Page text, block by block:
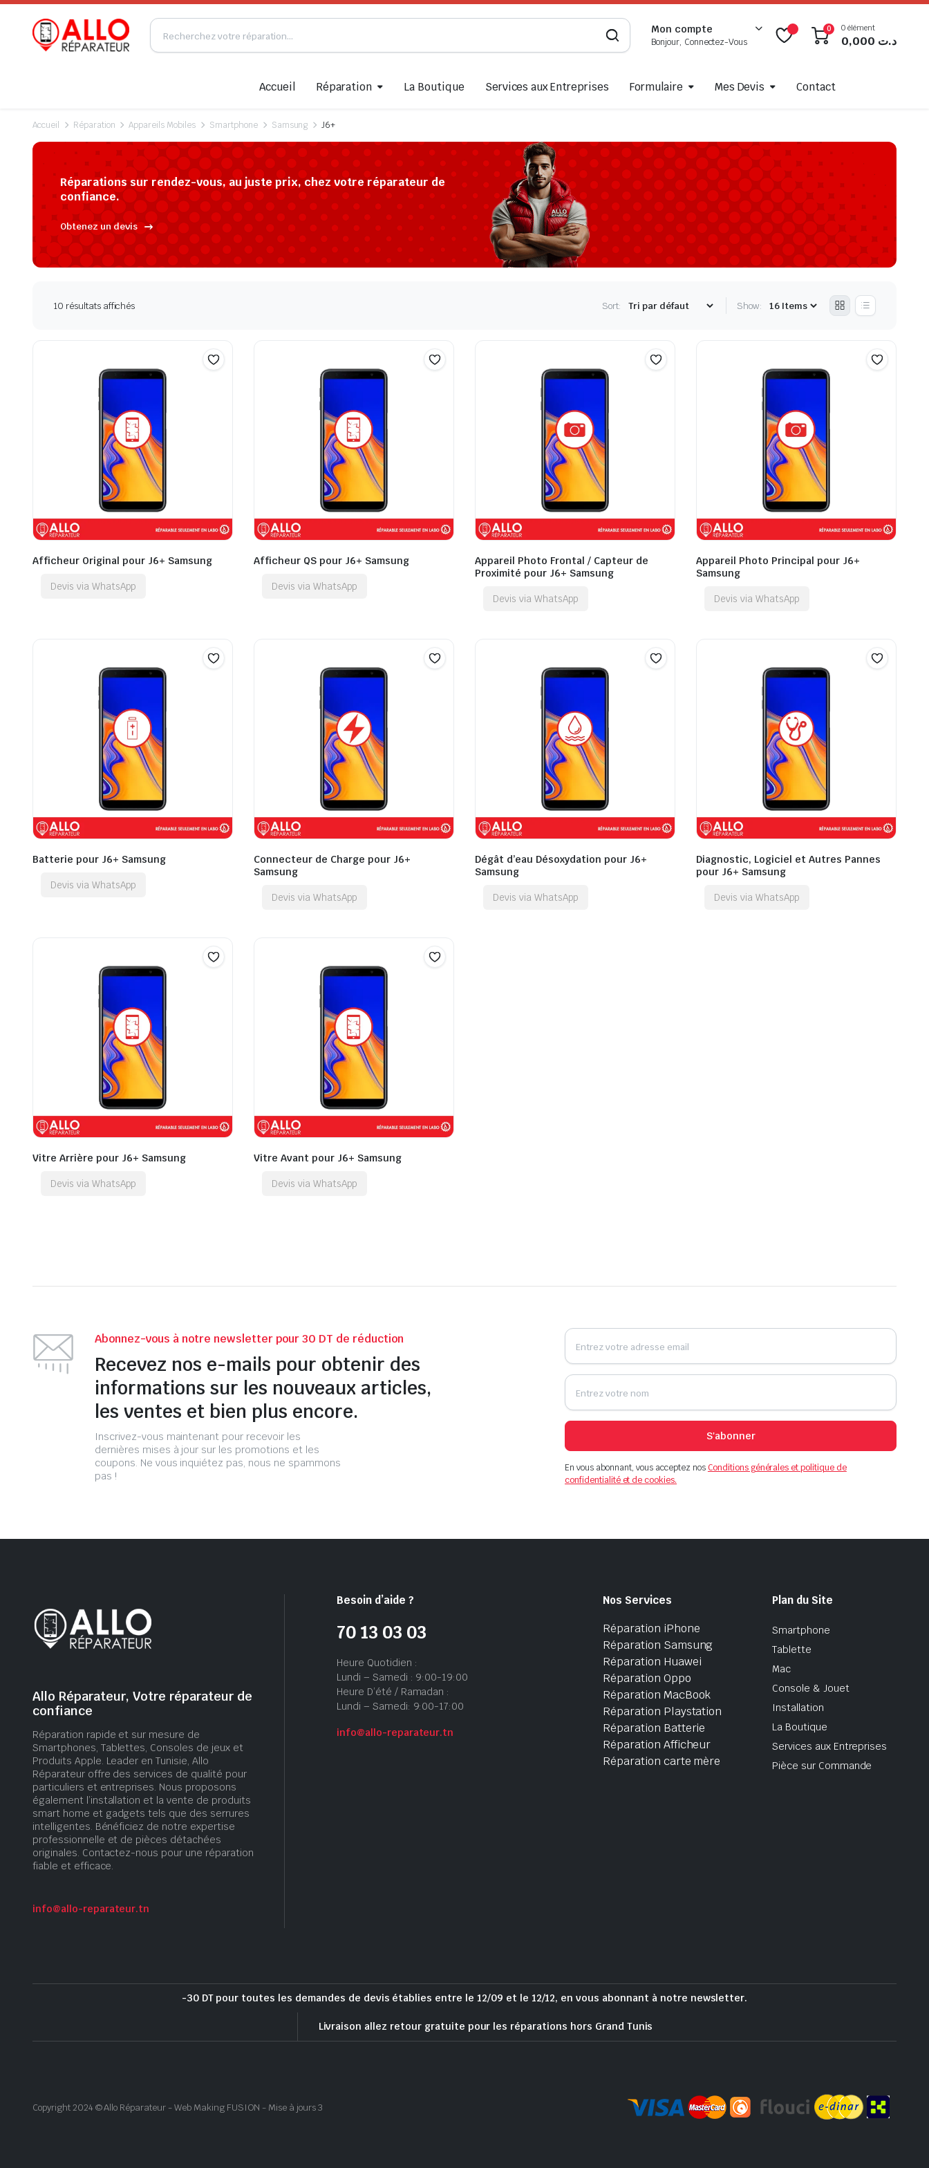
Mon compte
Bonjour, Connectez-Vous
0 0 élément
د.ت
Accueil Réparation La Boutique Services aux Entreprises Formulaire Mes Devis Contact
Accueil Réparation Appareils Mobiles Smartphone Samsung J6+
Réparations sur rendez-vous, au juste prix, chez votre réparateur de
confiance.
Obtenez un devis
10 résultats affichés Sort: Show:
Afficheur Original pour J6+ Samsung
Devis via WhatsApp
Afficheur QS pour J6+ Samsung
Devis via WhatsApp
Appareil Photo Frontal / Capteur de
Proximité pour J6+ Samsung
Devis via WhatsApp
Appareil Photo Principal pour J6+
Samsung
Devis via WhatsApp
Batterie pour J6+ Samsung
Devis via WhatsApp
Connecteur de Charge pour J6+
Samsung
Devis via WhatsApp
Dégât d’eau Désoxydation pour J6+
Samsung
Devis via WhatsApp
Diagnostic, Logiciel et Autres Pannes
pour J6+ Samsung
Devis via WhatsApp
Vitre Arrière pour J6+ Samsung
Devis via WhatsApp
Vitre Avant pour J6+ Samsung
Devis via WhatsApp
Abonnez-vous à notre newsletter pour 30 DT de réduction
Recevez nos e-mails pour obtenir des
informations sur les nouveaux articles,
les ventes et bien plus encore.
Inscrivez-vous maintenant pour recevoir les
dernières mises à jour sur les promotions et les
coupons. Ne vous inquiétez pas, nous ne spammons
pas !
S'abonner
En vous abonnant, vous acceptez nosConditions générales et politique de
confidentialité et de cookies.
Allo Réparateur, Votre réparateur de
confiance
Réparation rapide et sur mesure de
Smartphones, Tablettes, Consoles de jeux et
Produits Apple. Leader en Tunisie, Allo
Réparateur offre des services de qualité pour
particuliers et entreprises. Nous proposons
également l’installation et la vente de produits
smart home et gadgets tels que des serrures
intelligentes. Bénéficiez de notre expertise
professionnelle et de pièces détachées
originales. Contactez-nous pour une réparation
fiable et efficace.
info@allo-reparateur.tn
Besoin d’aide ?
70 13 03 03
Heure Quotidien :
Lundi – Samedi : 9:00-19:00
Heure D’été / Ramadan :
Lundi – Samedi: 9:00-17:00
info@allo-reparateur.tn
Nos Services
Réparation iPhone
Réparation Samsung
Réparation Huawei
Réparation Oppo
Réparation MacBook
Réparation Playstation
Réparation Batterie
Réparation Afficheur
Réparation carte mère
Plan du Site
Smartphone
Tablette
Mac
Console & Jouet
Installation
La Boutique
Services aux Entreprises
Pièce sur Commande
-30 DT pour toutes les demandes de devis établies entre le 12/09 et le 12/12, en vous abonnant à notre newsletter.
Livraison allez retour gratuite pour les réparations hors Grand Tunis
Copyright 2024 © Allo Réparateur - Web Making FUSION - Mise à jours 3